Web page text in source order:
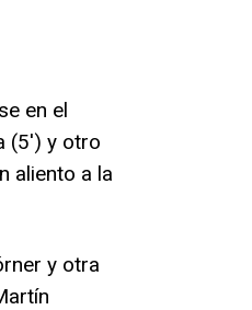
en el
(5′) y otro
aliento a la
y otra